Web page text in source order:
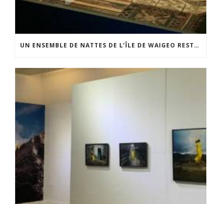
UN ENSEMBLE DE NATTES DE L’ÎLE DE WAIGEO RESTAURÉ GRÂCE AU SOUTIEN DU CERCLE LÉVI-STRAUSS